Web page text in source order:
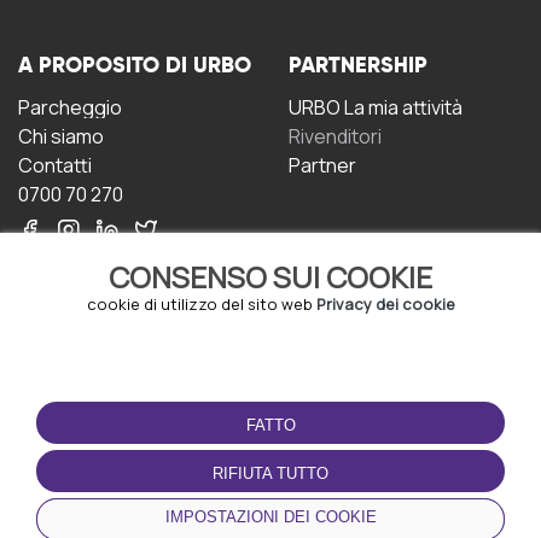
CONSENSO SUI COOKIE
cookie di utilizzo del sito web Privacy dei cookie
FATTO
RIFIUTA TUTTO
IMPOSTAZIONI DEI COOKIE
A PROPOSITO DI URBO
Parcheggio
Chi siamo
Contatti
0700 70 270
PARTNERSHIP
URBO La mia attività
Rivenditori
Partner
CONDIZIONI D'USO
Termini e Condizioni
Politica sulla riservatezza
Gestione dei Cookie
SCARICA L'APP